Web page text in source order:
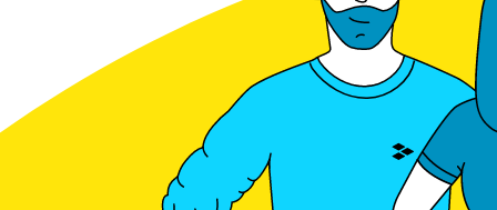
KDK Dornscheidt
Kostal
LG Energy Solution
Phoenix Contact